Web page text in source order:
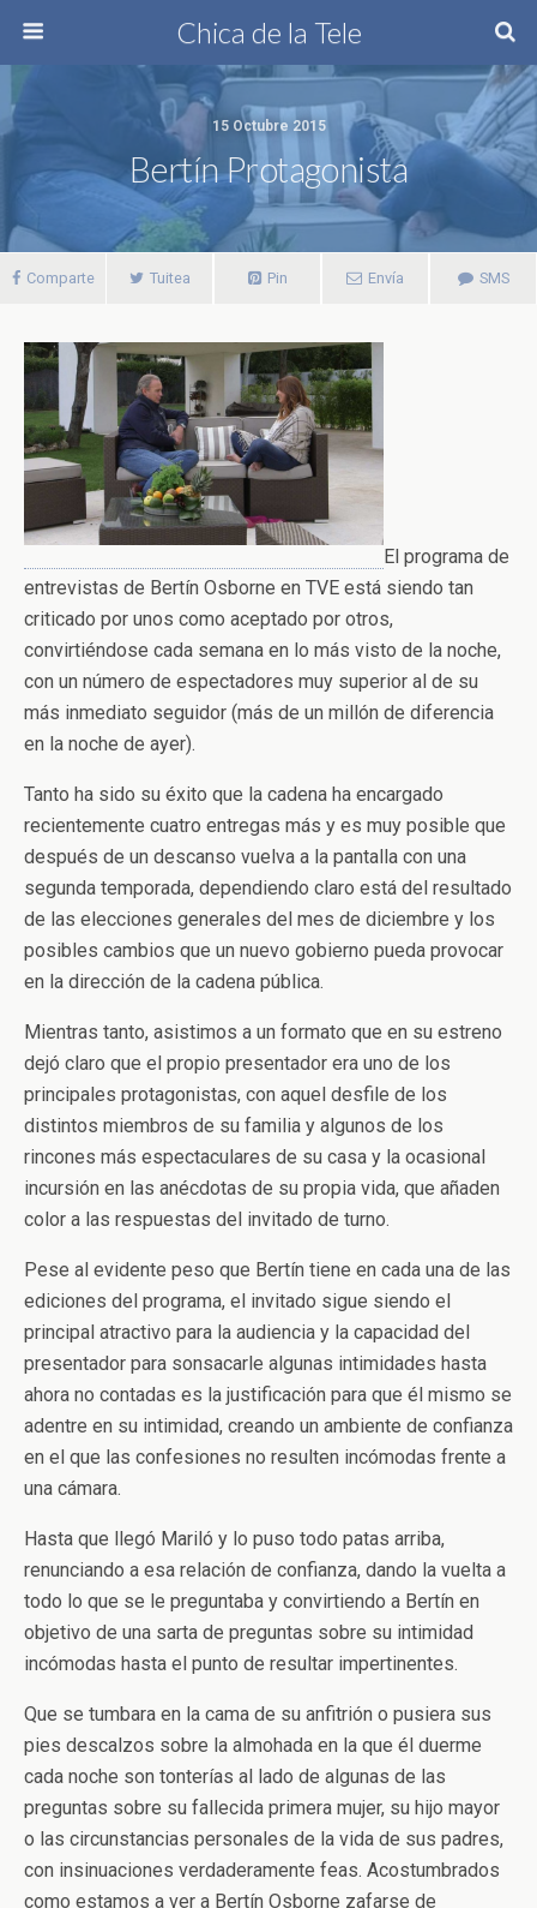
Chica de la Tele
15 Octubre 2015
Bertín Protagonista
Comparte Tuitea Pin Envía SMS
El programa de
entrevistas de Bertín Osborne en TVE está siendo tan
criticado por unos como aceptado por otros,
convirtiéndose cada semana en lo más visto de la noche,
con un número de espectadores muy superior al de su
más inmediato seguidor (más de un millón de diferencia
en la noche de ayer).
Tanto ha sido su éxito que la cadena ha encargado
recientemente cuatro entregas más y es muy posible que
después de un descanso vuelva a la pantalla con una
segunda temporada, dependiendo claro está del resultado
de las elecciones generales del mes de diciembre y los
posibles cambios que un nuevo gobierno pueda provocar
en la dirección de la cadena pública.
Mientras tanto, asistimos a un formato que en su estreno
dejó claro que el propio presentador era uno de los
principales protagonistas, con aquel desfile de los
distintos miembros de su familia y algunos de los
rincones más espectaculares de su casa y la ocasional
incursión en las anécdotas de su propia vida, que añaden
color a las respuestas del invitado de turno.
Pese al evidente peso que Bertín tiene en cada una de las
ediciones del programa, el invitado sigue siendo el
principal atractivo para la audiencia y la capacidad del
presentador para sonsacarle algunas intimidades hasta
ahora no contadas es la justificación para que él mismo se
adentre en su intimidad, creando un ambiente de confianza
en el que las confesiones no resulten incómodas frente a
una cámara.
Hasta que llegó Mariló y lo puso todo patas arriba,
renunciando a esa relación de confianza, dando la vuelta a
todo lo que se le preguntaba y convirtiendo a Bertín en
objetivo de una sarta de preguntas sobre su intimidad
incómodas hasta el punto de resultar impertinentes.
Que se tumbara en la cama de su anfitrión o pusiera sus
pies descalzos sobre la almohada en la que él duerme
cada noche son tonterías al lado de algunas de las
preguntas sobre su fallecida primera mujer, su hijo mayor
o las circunstancias personales de la vida de sus padres,
con insinuaciones verdaderamente feas. Acostumbrados
como estamos a ver a Bertín Osborne zafarse de